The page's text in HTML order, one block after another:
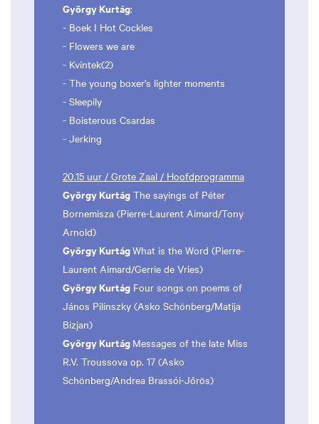
György Kurtág:
- Boek I Hot Cockles
- Flowers we are
- Kvintek(2)
- The young boxer’s lighter moments
- Sleepily
- Boisterous Csardas
- Jerking
20.15 uur / Grote Zaal / Hoofdprogramma
György Kurtág The sayings of Péter
Bornemisza (Pierre-Laurent Aimard/Tony
Arnold)
György KurtágWhat is the Word (Pierre-
Laurent Aimard/Gerrie de Vries)
György Kurtág Four songs on poems of
János Pilinszky (Asko Schönberg/Matija
Bizjan)
György Kurtág Messages of the late Miss
R.V. Troussova op. 17 (Asko
Schönberg/Andrea Brassói-Jőrös)